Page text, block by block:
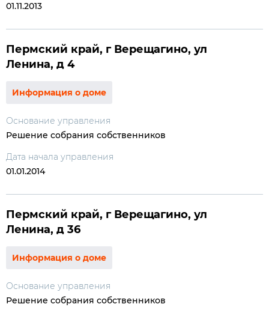
01.11.2013
Пермский край, г Верещагино, ул
Ленина, д 4
Информация о доме
Основание управления
Решение собрания собственников
Дата начала управления
01.01.2014
Пермский край, г Верещагино, ул
Ленина, д 36
Информация о доме
Основание управления
Решение собрания собственников